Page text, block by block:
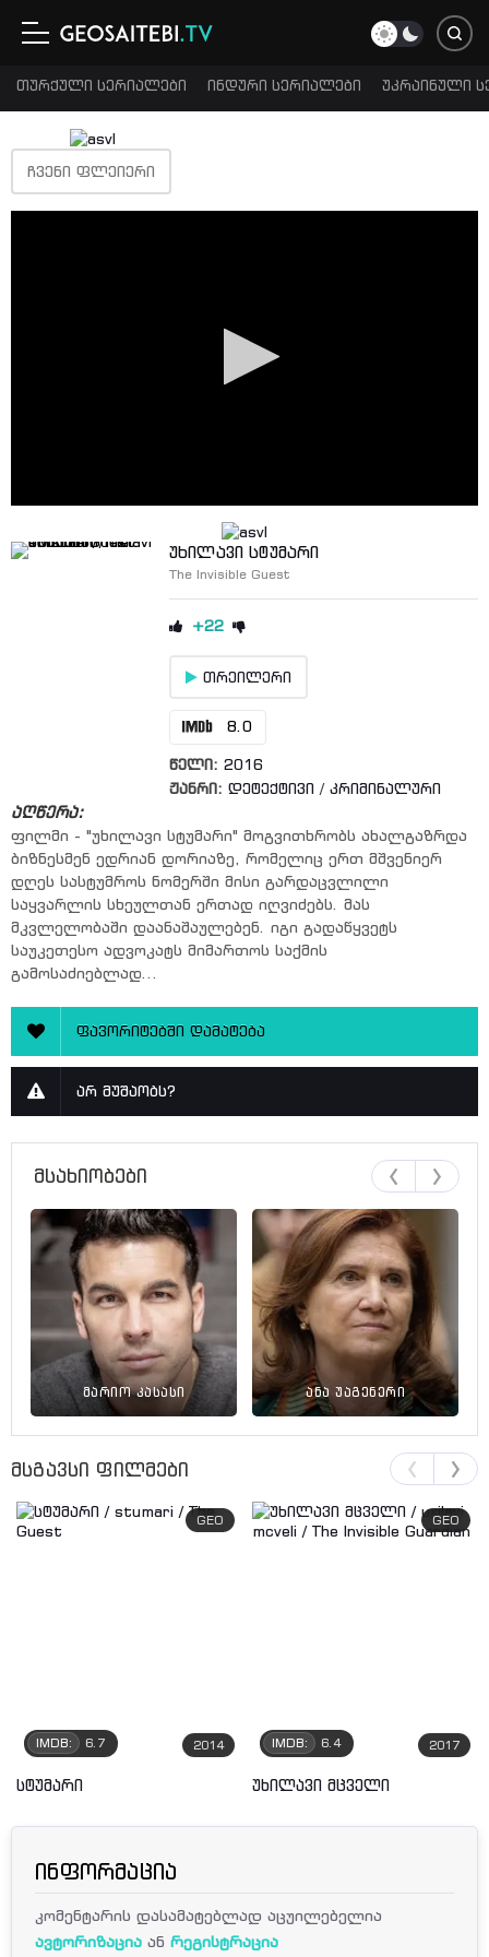
თურქული სერიალები ინდური სერიალები უკრაინული
ᲩᲕᲔᲜᲘ ᲤᲚᲔᲘᲔᲠᲘ
უხილავი სტუმარი
The Invisible Guest
+22
თრეილერი
8.0
წელი: 2016
ჟანრი: დეტექტივი / კრიმინალური
აღწერა:
ფილმი - "უხილავი სტუმარი" მოგვითხრობს ახალგაზრდა
ბიზნესმენ ედრიან დორიაზე, რომელიც ერთ მშვენიერ
დღეს სასტუმროს ნომერში მისი გარდაცვლილი
საყვარლის სხეულთან ერთად იღვიძებს. მას
მკვლელობაში დაანაშაულებენ. იგი გადაწყვეტს
საუკეთესო ადვოკატს მიმართოს საქმის
გამოსაძიებლად...
ფავორიტებში დამატება
არ მუშაობს?
მსახიობები
მარიო კასასი ანა უაგენერი
მსგავსი ფილმები
GEO
2014
IMDB: 6.7
სტუმარი
GEO
2017
IMDB: 6.4
უხილავი მცველი
ინფორმაცია
კომენტარის დასამატებლად აცუილებელია
ავტორიზაცია ანრეგისტრაცია